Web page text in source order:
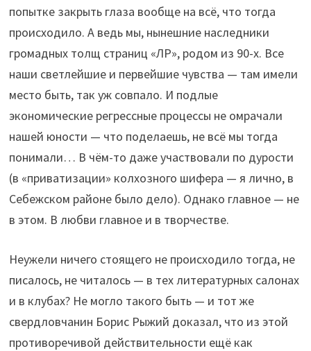
попытке закрыть глаза вообще на всё, что тогда
происходило. А ведь мы, нынешние наследники
громадных толщ страниц «ЛР», родом из 90-х. Все
наши светлейшие и первейшие чувства — там имели
место быть, так уж совпало. И подлые
экономические регрессные процессы не омрачали
нашей юности — что поделаешь, не всё мы тогда
понимали… В чём-то даже участвовали по дурости
(в «приватизации» колхозного шифера — я лично, в
Себежском районе было дело). Однако главное — не
в этом. В любви главное и в творчестве.
Неужели ничего стоящего не происходило тогда, не
писалось, не читалось — в тех литературных салонах
и в клубах? Не могло такого быть — и тот же
свердловчанин Борис Рыжий доказал, что из этой
противоречивой действительности ещё как